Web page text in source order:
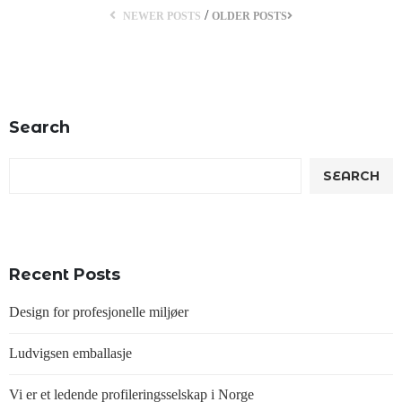
NEWER POSTS / OLDER POSTS
Search
SEARCH
Recent Posts
Design for profesjonelle miljøer
Ludvigsen emballasje
Vi er et ledende profileringsselskap i Norge